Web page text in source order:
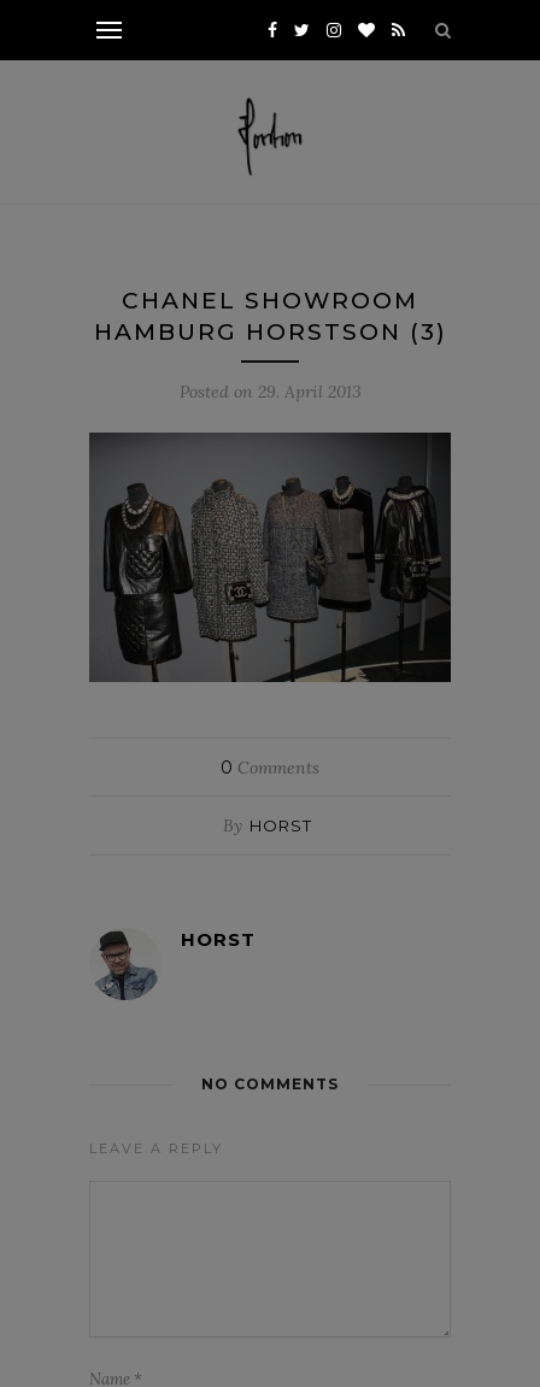
CHANEL SHOWROOM
HAMBURG HORSTSON (3)
Posted on 29. April 2013
0 Comments
By HORST
HORST
NO COMMENTS
LEAVE A REPLY
Name *